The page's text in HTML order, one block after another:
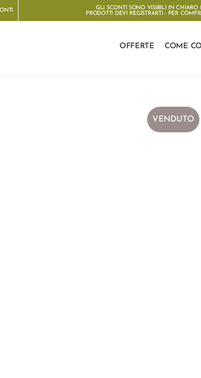
GLI SCONTI SONO VISIBILI IN CHIARO
PRODOTTI DEVI REGISTRARTI - PER
OFFERTE COME
VENDUTO